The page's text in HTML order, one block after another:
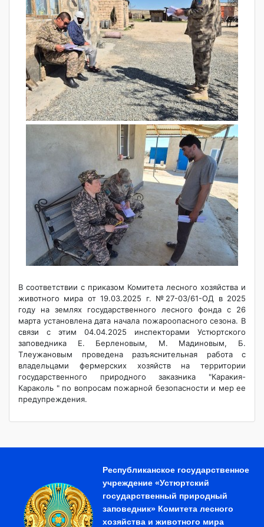
В соответствии с приказом Комитета лесного хозяйства и
животного мира от 19.03.2025 г. №27-03/61-ОД в 2025
году на землях государственного лесного фонда с 26
марта установлена дата начала пожароопасного сезона. В
связи с этим 04.04.2025 инспекторами Устюртского
заповедника Е. Берленовым, М. Мадиновым, Б.
Тлеужановым проведена разъяснительная работа с
владельцами фермерских хозяйств на территории
государственного природного заказника "Каракия-
Караколь " по вопросам пожарной безопасности и мер ее
предупреждения.
Республиканское государственное
учреждение «Устюртский
государственный природный
заповедник» Комитета лесного
хозяйства и животного мира